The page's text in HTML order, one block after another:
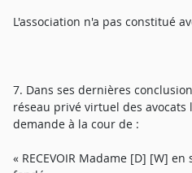
L'association n'a pas constitué
7. Dans ses dernières
réseau privé virtuel des avocats
demande à la cour de :
« RECEVOIR Madame [D] [W]